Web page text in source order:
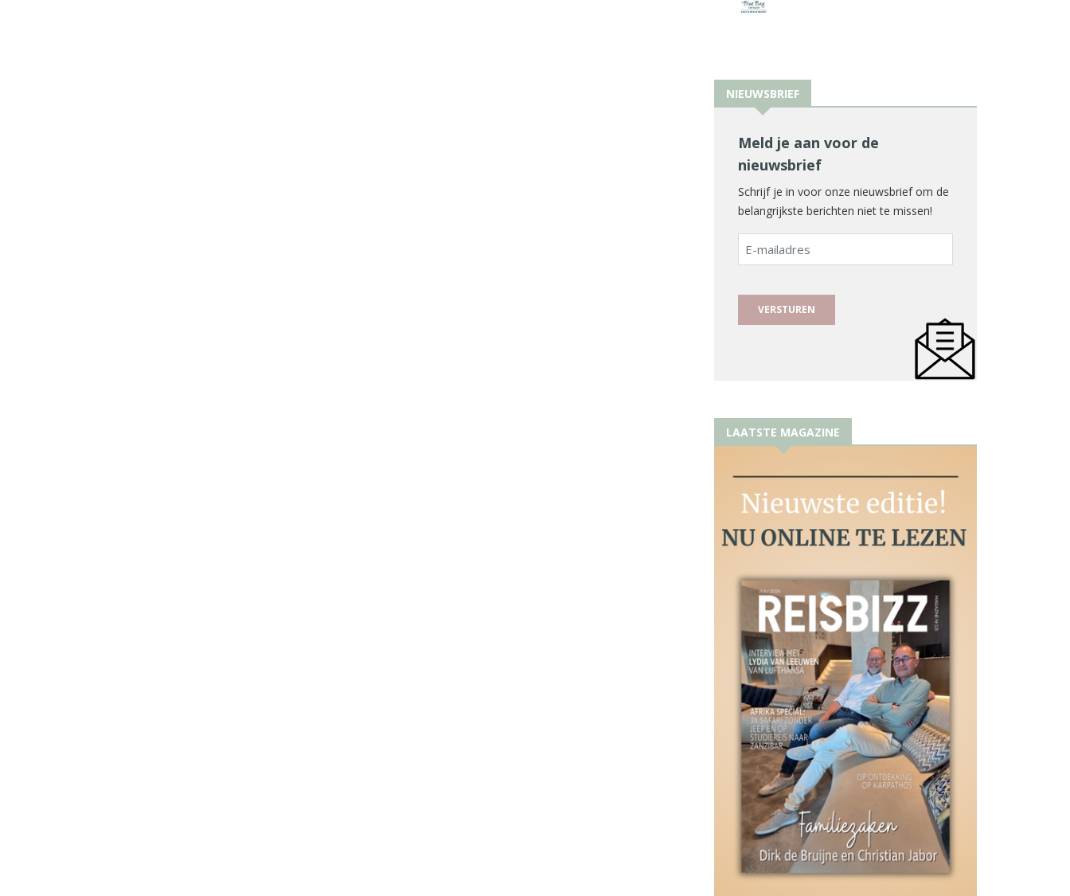
NIEUWSBRIEF
Meld je aan voor de
nieuwsbrief
Schrijf je in voor onze nieuwsbrief om de
belangrijkste berichten niet te missen!
E-
mailadres
LAATSTE MAGAZINE